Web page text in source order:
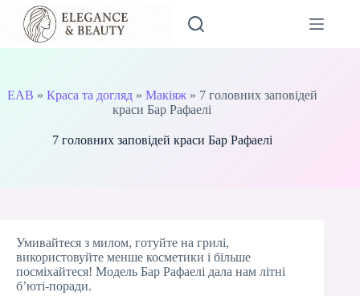
Перейти
вмісту
EAB » Краса та догляд» Макіяж» 7 головних заповідей
краси Бар Рафаелі
7 головних заповідей краси Бар Рафаелі
Умивайтеся з милом, готуйте на грилі,
використовуйте менше косметики і більше
посміхайтеся! Модель Бар Рафаелі дала нам літні
б’юті-поради.